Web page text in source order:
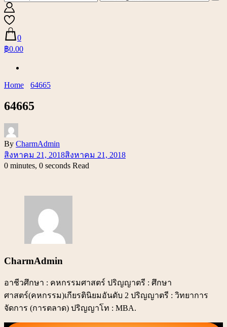
0
฿0.00
Home 64665
64665
By CharmAdmin
สิงหาคม 21, 2018สิงหาคม 21, 2018
0 minutes, 0 seconds Read
CharmAdmin
อาชีวศึกษา : คหกรรมศาสตร์ ปริญญาตรี : ศึกษา
ศาสตร์(คหกรรม)เกียรตินิยมอันดับ 2 ปริญญาตรี : วิทยาการ
จัดการ (การตลาด) ปริญญาโท : MBA.